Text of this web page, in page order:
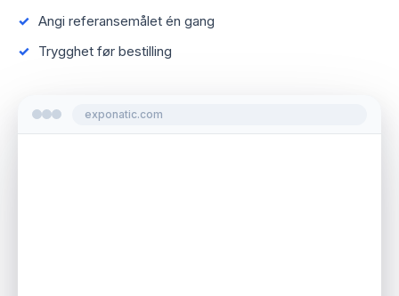
Angi referansemålet én gang
Trygghet før bestilling
exponatic.com